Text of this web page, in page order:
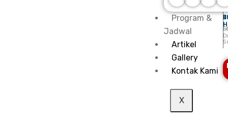
Program &
Jadwal
Artikel
Gallery
Kontak Kami
X
3